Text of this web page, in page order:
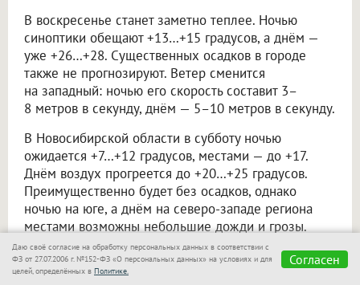
В воскресенье станет заметно теплее. Ночью
синоптики обещают +13…+15 градусов, а днём —
уже +26…+28. Существенных осадков в городе
также не прогнозируют. Ветер сменится
на западный: ночью его скорость составит 3–
8 метров в секунду, днём — 5–10 метров в секунду.
В Новосибирской области в субботу ночью
ожидается +7…+12 градусов, местами — до +17.
Днём воздух прогреется до +20…+25 градусов.
Преимущественно будет без осадков, однако
ночью на юге, а днём на северо-западе региона
местами возможны небольшие дожди и грозы.
В воскресенье ночью по области прогнозируют
+13…+18 градусов, местами — +7…+12. Днём
Даю своё согласие на обработку персональных данных в соответствии с
ФЗ от 27.07.2006 г. №152-ФЗ «О персональных данных» на условиях и для
целей, определённых в Политике.
Согласен